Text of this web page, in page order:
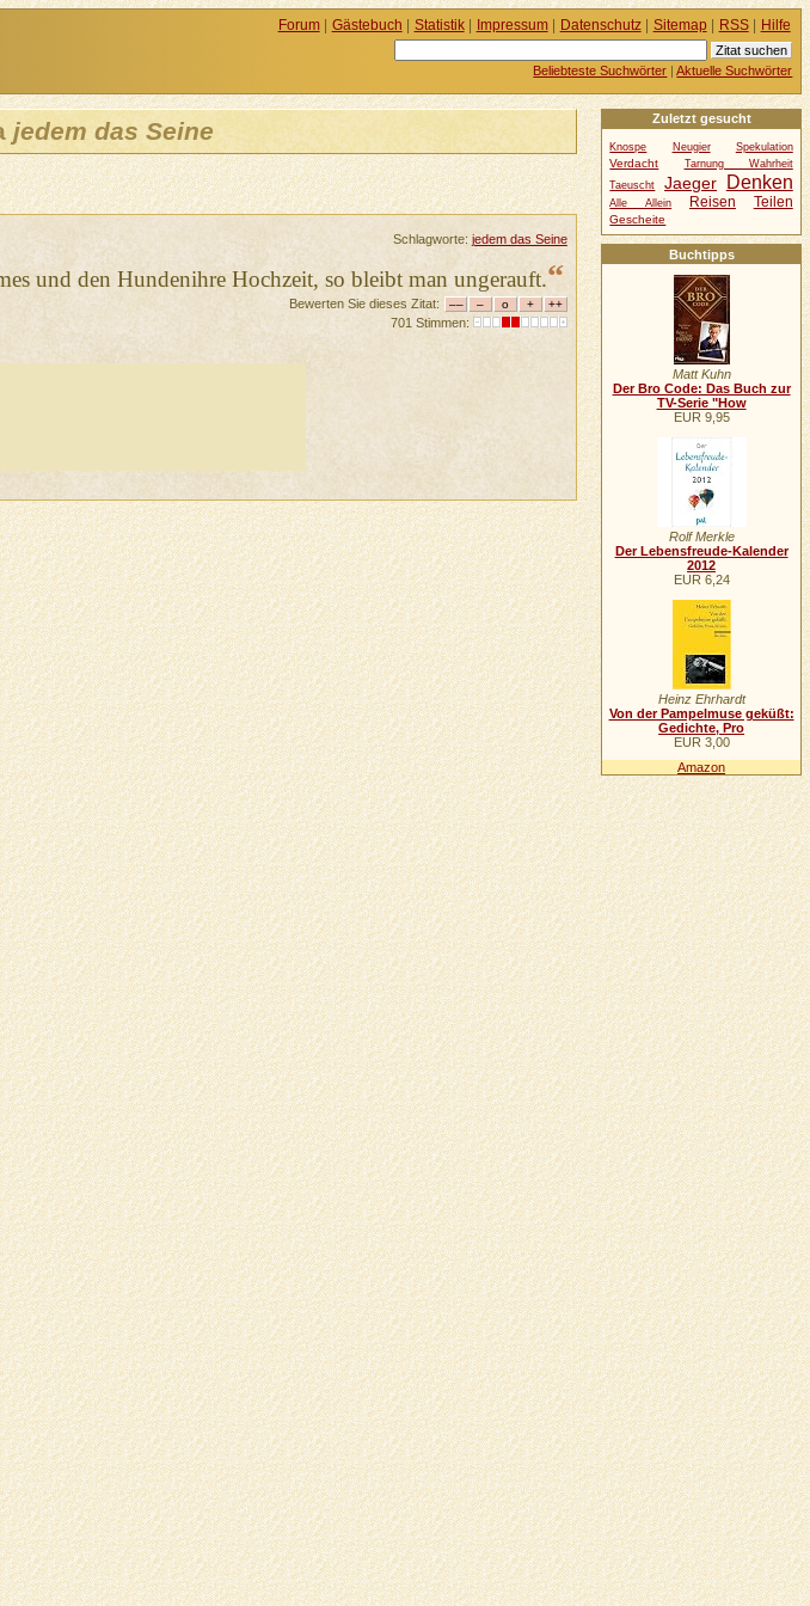
jedem das Seine
Schlagworte: jedem das Seine
und den Hundenihre Hochzeit, so bleibt man ungerauft.“
Bewerten Sie dieses Zitat:
701 Stimmen:
Zuletzt gesucht
Knospe Neugier Spekulation
Verdacht
Tarnung Wahrheit
Taeuscht
Jaeger Denken
Alle Allein Reisen Teilen
Gescheite
Buchtipps
Matt Kuhn
Der Bro Code: Das Buch zur
TV-Serie "How
EUR 9,95
Rolf Merkle
Der Lebensfreude-Kalender
2012
EUR 6,24
Heinz Ehrhardt
Von der Pampelmuse geküßt:
Gedichte, Pro
EUR 3,00
Amazon
Forum| Gästebuch | Statistik| Impressum| Datenschutz| Sitemap| RSS| Hilfe
Beliebteste Suchwörter |Aktuelle Suchwörter